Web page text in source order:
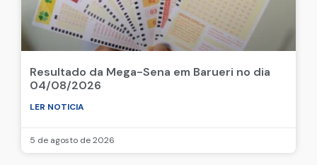
Resultado da Mega-Sena em Barueri no dia
04/08/2026
LER NOTICIA
5 de agosto de 2026